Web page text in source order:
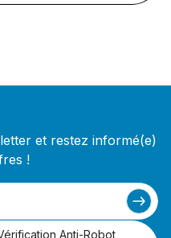
et restez informé(e)
!
Anti-Robot